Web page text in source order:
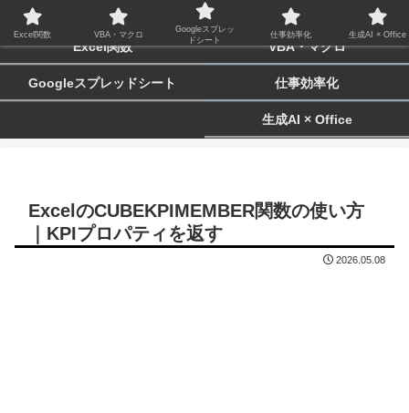
biz-tactics
Excel関数 VBA・マクロ
Googleスプレッドシート 仕事効率化
生成AI × Office
ExcelのCUBEKPIMEMBER関数の使い方
｜KPIプロパティを返す
2026.05.08
Excel関数 VBA・マクロ
Googleスプレッ
ドシート
仕事効率化 生成AI × Office